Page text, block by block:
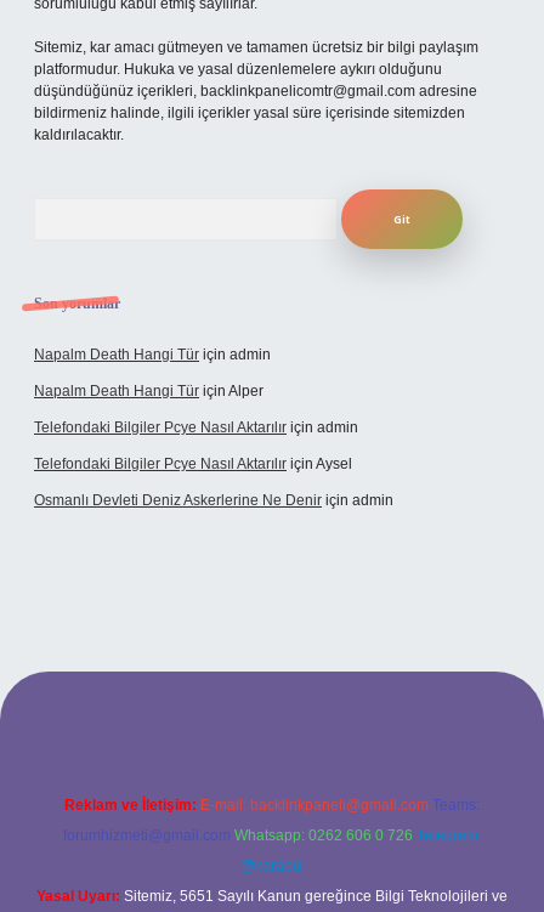
sorumluluğu kabul etmiş sayılırlar.
Sitemiz, kar amacı gütmeyen ve tamamen ücretsiz bir bilgi paylaşım
platformudur. Hukuka ve yasal düzenlemelere aykırı olduğunu
düşündüğünüz içerikleri, backlinkpanelicomtr@gmail.com adresine
bildirmeniz halinde, ilgili içerikler yasal süre içerisinde sitemizden
kaldırılacaktır.
Son yorumlar
Napalm Death Hangi Tür için admin
Napalm Death Hangi Tür için Alper
Telefondaki Bilgiler Pcye Nasıl Aktarılır için admin
Telefondaki Bilgiler Pcye Nasıl Aktarılır için Aysel
Osmanlı Devleti Deniz Askerlerine Ne Denir için admin
Reklam ve İletişim: E-mail: backlinkpaneli@gmail.com Teams:
forumhizmeti@gmail.com Whatsapp: 0262 606 0 726 Telegram:
@karabul
Yasal Uyarı: Sitemiz, 5651 Sayılı Kanun gereğince Bilgi Teknolojileri ve